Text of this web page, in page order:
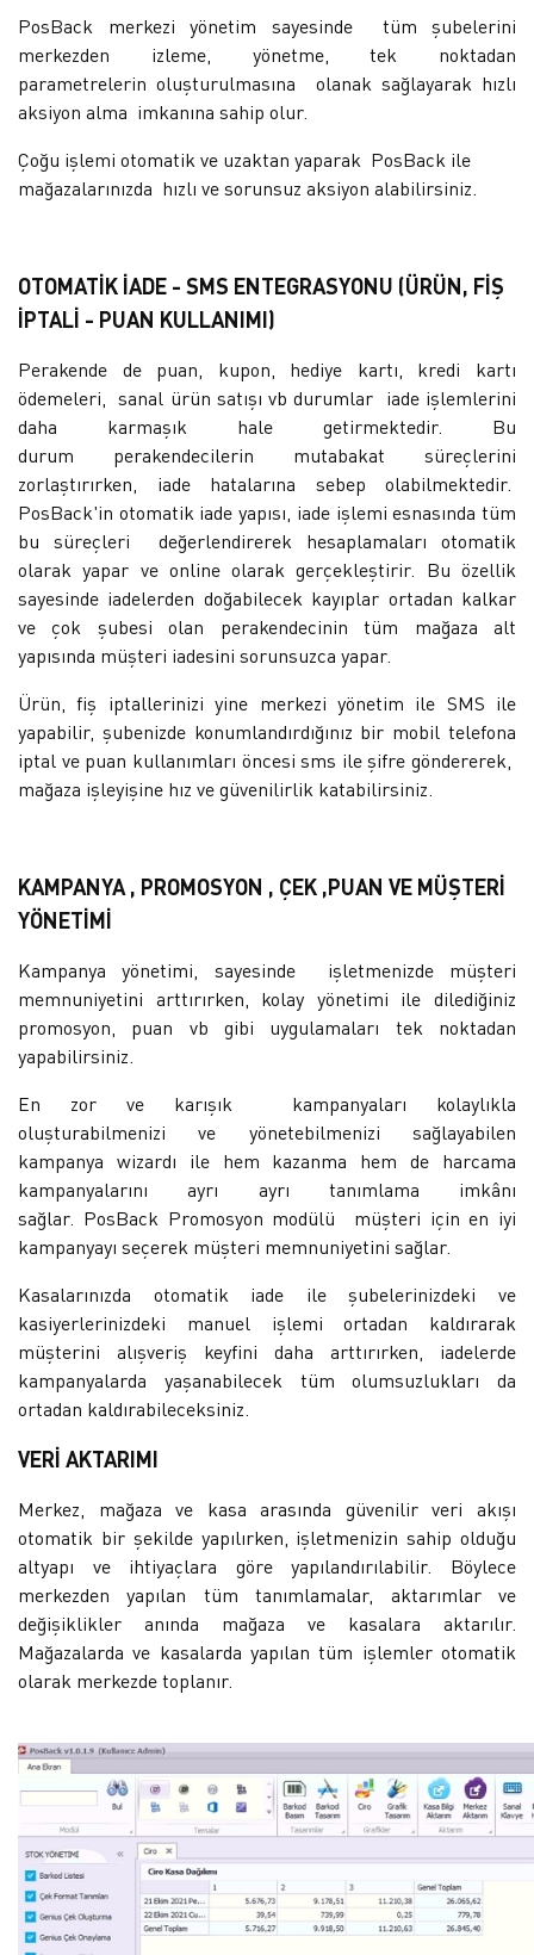
PosBack merkezi yönetim sayesinde tüm şubelerini
merkezden izleme, yönetme, tek noktadan
parametrelerin oluşturulmasına olanak sağlayarak hızlı
aksiyon alma imkanına sahip olur.
Çoğu işlemi otomatik ve uzaktan yaparak PosBack ile
mağazalarınızda hızlı ve sorunsuz aksiyon alabilirsiniz.
OTOMATİK İADE - SMS ENTEGRASYONU (ÜRÜN, FİŞ
İPTALİ - PUAN KULLANIMI)
Perakende de puan, kupon, hediye kartı, kredi kartı
ödemeleri, sanal ürün satışı vb durumlar iade işlemlerini
daha karmaşık hale getirmektedir. Bu
durum perakendecilerin mutabakat süreçlerini
zorlaştırırken, iade hatalarına sebep olabilmektedir.
PosBack'in otomatik iade yapısı, iade işlemi esnasında tüm
bu süreçleri değerlendirerek hesaplamaları otomatik
olarak yapar ve online olarak gerçekleştirir. Bu özellik
sayesinde iadelerden doğabilecek kayıplar ortadan kalkar
ve çok şubesi olan perakendecinin tüm mağaza alt
yapısında müşteri iadesini sorunsuzca yapar.
Ürün, fiş iptallerinizi yine merkezi yönetim ile SMS ile
yapabilir, şubenizde konumlandırdığınız bir mobil telefona
iptal ve puan kullanımları öncesi sms ile şifre göndererek,
mağaza işleyişine hız ve güvenilirlik katabilirsiniz.
KAMPANYA , PROMOSYON , ÇEK ,PUAN VE MÜŞTERİ
YÖNETİMİ
Kampanya yönetimi, sayesinde işletmenizde müşteri
memnuniyetini arttırırken, kolay yönetimi ile dilediğiniz
promosyon, puan vb gibi uygulamaları tek noktadan
yapabilirsiniz.
En zor ve karışık kampanyaları kolaylıkla
oluşturabilmenizi ve yönetebilmenizi sağlayabilen
kampanya wizardı ile hem kazanma hem de harcama
kampanyalarını ayrı ayrı tanımlama imkânı
sağlar. PosBack Promosyon modülü müşteri için en iyi
kampanyayı seçerek müşteri memnuniyetini sağlar.
Kasalarınızda otomatik iade ile şubelerinizdeki ve
kasiyerlerinizdeki manuel işlemi ortadan kaldırarak
müşterini alışveriş keyfini daha arttırırken, iadelerde
kampanyalarda yaşanabilecek tüm olumsuzlukları da
ortadan kaldırabileceksiniz.
VERİ AKTARIMI
Merkez, mağaza ve kasa arasında güvenilir veri akışı
otomatik bir şekilde yapılırken, işletmenizin sahip olduğu
altyapı ve ihtiyaçlara göre yapılandırılabilir. Böylece
merkezden yapılan tüm tanımlamalar, aktarımlar ve
değişiklikler anında mağaza ve kasalara aktarılır.
Mağazalarda ve kasalarda yapılan tüm işlemler otomatik
olarak merkezde toplanır.